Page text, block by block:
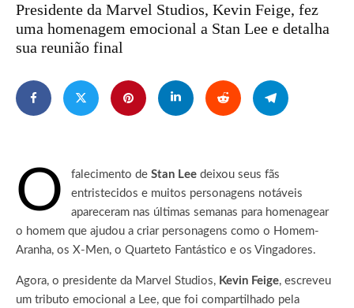
Presidente da Marvel Studios, Kevin Feige, fez
uma homenagem emocional a Stan Lee e detalha
sua reunião final
O falecimento de Stan Lee deixou seus fãs
entristecidos e muitos personagens notáveis ​​
apareceram nas últimas semanas para homenagear
o homem que ajudou a criar personagens como o Homem-
Aranha, os X-Men, o Quarteto Fantástico e os Vingadores.
Agora, o presidente da Marvel Studios, Kevin Feige, escreveu
um tributo emocional a Lee, que foi compartilhado pela